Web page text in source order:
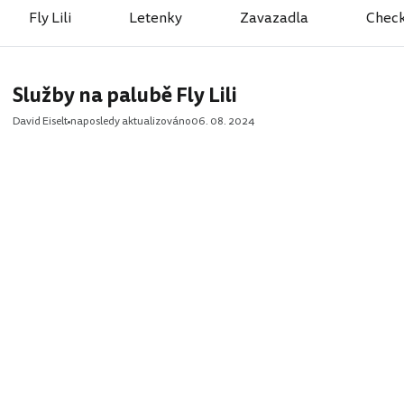
Fly Lili Letenky Zavazadla
Služby na palubě Fly Lili
David Eiselt naposledy aktualizováno06. 08. 2024